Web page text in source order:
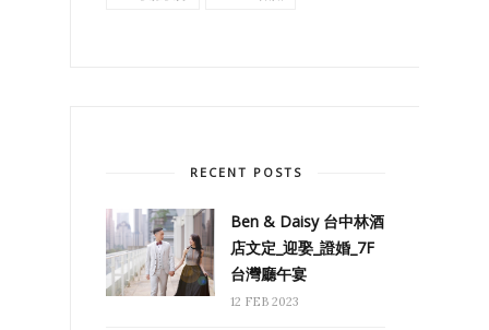
RECENT POSTS
Ben & Daisy 台中林酒
店文定_迎娶_證婚_7F
台灣廳午宴
12 FEB 2023